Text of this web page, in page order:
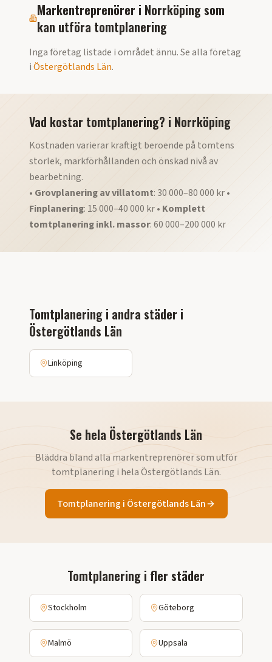
Markentreprenörer i Norrköpingsom
kan utföra tomtplanering
Inga företag listade i området ännu. Se alla företag
iÖstergötlands Län.
Vad kostar tomtplanering? i Norrköping
Kostnaden varierar kraftigt beroende på tomtens
storlek, markförhållanden och önskad nivå av
bearbetning.
• Grovplanering av villatomt: 30 000–80 000 kr •
Finplanering: 15 000–40 000 kr • Komplett
tomtplanering inkl. massor: 60 000–200 000 kr
Tomtplanering i andra städer i
Östergötlands Län
Linköping
Se hela Östergötlands Län
Bläddra bland alla markentreprenörer som utför
tomtplanering i helaÖstergötlands Län.
Tomtplanering i Östergötlands Län
Tomtplanering i fler städer
Stockholm Göteborg
Malmö Uppsala